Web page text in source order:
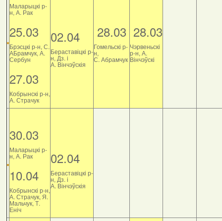
Маларыцкі р-
н, А. Рак
25.03
Брэсцкі р-н, С.
АБрамчук, А.
Сербун
27.03
Кобрынскі р-н,
А. Страчук
02.04
Бераставіцкі р-
н, Дз. і
А. Вінчэўскія
28.03
Гомельскі р-
н,
С. Абрамчук
28.03
Чэрвеньскі
р-н, А.
Вінчэўскі
30.03
Маларыцкі р-
н, А. Рак
10.04
Кобрынскі р-н,
А. Страчук, Я.
Мальчук, Т.
Еніч
02.04
Бераставіцкі р-
н, Дз. і
А. Вінчэўскія